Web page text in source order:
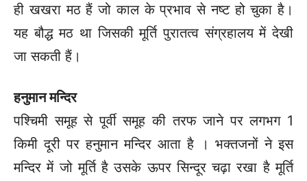
ही खखरा मठ हैं जो काल के प्रभाव से नष्ट हो चुका है।
यह बौद्ध मठ था जिसकी मूर्ति पुरातत्व संग्रहालय में देखी
जा सकती हैं।
हनुमान मन्दिर
पश्चिमी समूह से पूर्वी समूह की तरफ जाने पर लगभग 1
किमी दूरी पर हनुमान मन्दिर आता है । भक्तजनों ने इस
मन्दिर में जो मूर्ति है उसके ऊपर सिन्दूर चढ़ा रखा है मूर्ति